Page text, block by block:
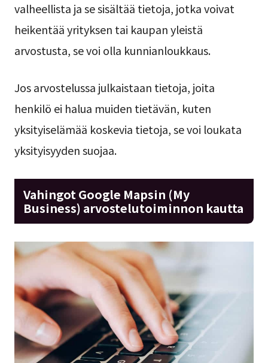
valheellista ja se sisältää tietoja, jotka voivat
heikentää yrityksen tai kaupan yleistä
arvostusta, se voi olla kunnianloukkaus.
Jos arvostelussa julkaistaan tietoja, joita
henkilö ei halua muiden tietävän, kuten
yksityiselämää koskevia tietoja, se voi loukata
yksityisyyden suojaa.
Vahingot Google Mapsin (My
Business) arvostelutoiminnon kautta